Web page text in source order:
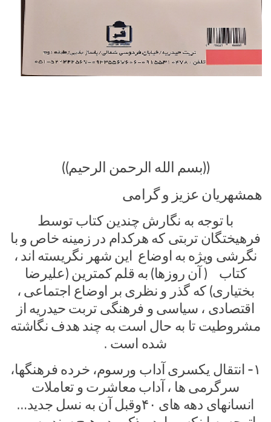
((بسم الله الرحمن الرحیم))
همشهریان عزیز و گرامی
با توجه به نگارش چندین کتاب توسط
فرهیختگان تربتی که هرکدام در زمینه خاص و با
نگرشی ویژه به اوضاع این شهر نگریسته اند ،
کتاب ( آن روزها) به قلم کمترین (علیرضا
بختیاری) که گذر و نظری بر اوضاع اجتماعی ،
اقتصادی ، سیاسی و فرهنگی تربت حیدریه از
مشروطیت تا به حال است به چند هدف نگاشته
شده است .
۱- انتقال یکسری آداب ورسوم، خرده فرهنگها،
سرگرمی ها ، آداب معاشرت و تعاملات
انسانهای دهه های ۴۰وقبل آن به نسل جدید…